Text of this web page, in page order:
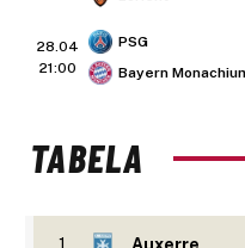
28.04
21:00
PSG
Bayern
TABELA
1 Auxerre